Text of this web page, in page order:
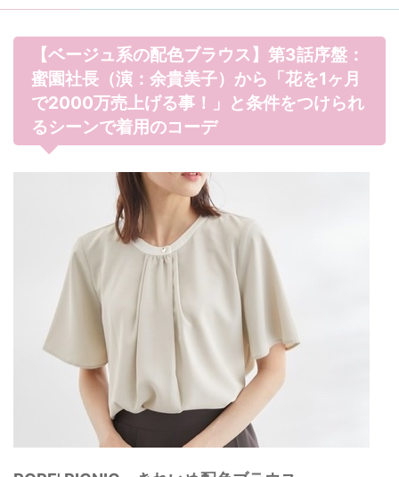
【ベージュ系の配色ブラウス】第3話序盤：
蜜園社長（演：余貴美子）から「花を1ヶ月
で2000万売上げる事！」と条件をつけられ
るシーンで着用のコーデ